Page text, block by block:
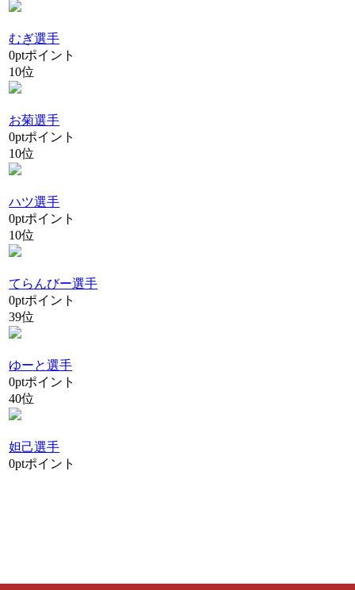
むぎ選手
0ptポイント
10位
お菊選手
0ptポイント
10位
ハツ選手
0ptポイント
10位
てらんびー選手
0ptポイント
39位
ゆーと選手
0ptポイント
40位
妲己選手
0ptポイント